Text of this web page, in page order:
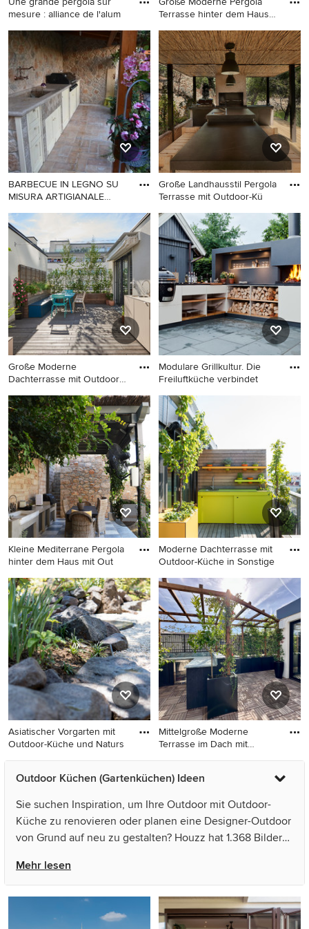
mesure : alliance de l'alum
Mittelgroße, Geflieste
Moderne Pergola hinter dem
Haus mit Outdoor-Küche in
Lyon
Terrasse hinter dem Haus
Große Moderne Pergola
Terrasse hinter dem Haus mit
Outdoor-Küche in Bremen
BARBECUE IN LEGNO SU
MISURA ARTIGIANALE
Shabby-Style Veranda mit
Outdoor-Küche in Rom
Große Landhausstil Pergola
Terrasse mit Outdoor-Kü
Große Landhausstil Pergola
Terrasse mit Outdoor-Küche
in Sonstige
Große Moderne
Dachterrasse mit Outdoor-
Große Moderne Dachterrasse
mit Outdoor-Küche und
Markisen in Sonstige
Modulare Grillkultur. Die
Freiluftküche verbindet
Terrasse mit Outdoor-Küche
in Sonstige
Kleine Mediterrane Pergola
hinter dem Haus mit Out
Kleine Mediterrane Pergola
hinter dem Haus mit
Outdoor-Küche in München
Moderne Dachterrasse mit
Outdoor-Küche in Sonstige
Moderne Dachterrasse mit
Outdoor-Küche in Sonstige
Asiatischer Vorgarten mit
Outdoor-Küche und Naturs
Asiatischer Vorgarten mit
Outdoor-Küche und
Mittelgroße Moderne
Terrasse im Dach mit
Mittelgroße Moderne
Terrasse im Dach mit
Stahlgeländer in Paris
Outdoor Küchen (Gartenküchen) Ideen
Sie suchen Inspiration, um Ihre Outdoor mit Outdoor-
Küche zu renovieren oder planen eine Designer-Outdoor
von Grund auf neu zu gestalten? Houzz hat 1.368 Bilder
dieses Landes, unter anderem von gruenhoch3 - ideen
für ein leben im freien und PASIO. Sehen Sie sich Fotos
in vielen verschiedenen Farben und Stilen an – wenn Sie
für Ihre Outdoor mit Outdoor-Küche das passende Design
Mehr lesen